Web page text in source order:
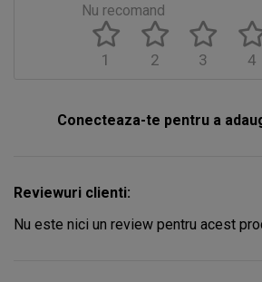
Nu recomand
4
3
2
1
Conecteaza-te pentru a
Reviewuri clienti:
Nu este nici un review pentru acest